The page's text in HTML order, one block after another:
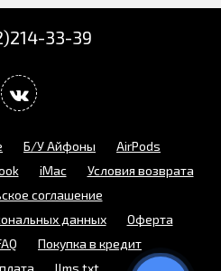
33-39
Б/У Айфоны
AirPods
iMac
Условия возврата
соглашение
данных
Оферта
Покупка в кредит
llms.txt